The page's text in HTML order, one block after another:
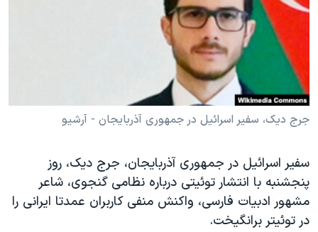
فرهنگ و زندگی
حقوق شهروندی
اقتصادی
علم و فناوری
اسرائیل در جنگ
آرشیو پخش زنده
مستندها
انتخابات ریاست جمهوری آمریکا ۲۰۲۴
حمله جمهوری اسلامی به اسرائیل
رمز مهسا
ورزش زنان در ایران
مجموعه مستندهای دادخواهی
تریبونال مردمی آبان ۹۸
دادگاه حمید نوری
دنبال کنید
زبانهای مختلف
جرج دیک، سفیر اسرائيل در جمهوری آذربایجان - آرشیو
سفیر اسرائيل در جمهوری آذربایجان، جرج دیک، روز
پنجشنبه با انتشار توئیتی درباره نظامی گنجوی، شاعر
مشهور ادبیات فارسی، واکنش منفی کاربران عمدتا ایرانی را
در توئیتر برانگیخت.